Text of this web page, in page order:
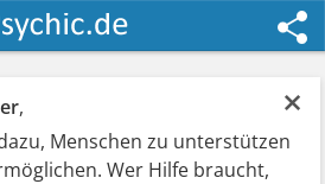
×
,
Menschen zu unterstützen
Wer Hilfe braucht,